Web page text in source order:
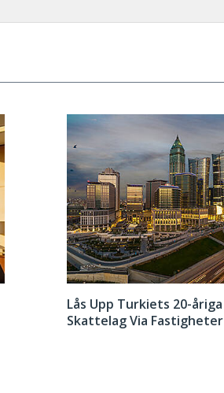
Lås Upp Turkiets 20-åriga
Skattelag Via Fastigheter